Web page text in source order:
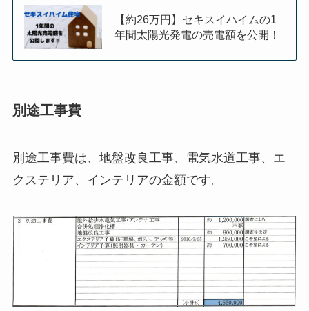
【約26万円】セキスイハイムの1
年間太陽光発電の売電額を公開！
別途工事費
別途工事費は、地盤改良工事、電気水道工事、エ
クステリア、インテリアの金額です。